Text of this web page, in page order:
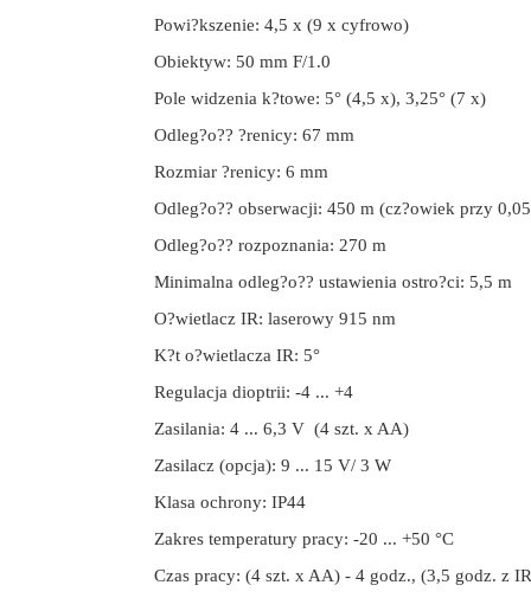
Powi?kszenie: 4,5 x (9 x cyfrowo)
Obiektyw: 50 mm F/1.0
Pole widzenia k?towe: 5° (4,5 x), 3,25° (7 x)
Odleg?o?? ?renicy: 67 mm
Rozmiar ?renicy: 6 mm
Odleg?o?? obserwacji: 450 m (cz?owiek przy
Odleg?o?? rozpoznania: 270 m
Minimalna odleg?o?? ustawienia ostro?ci: 5,5 m
O?wietlacz IR: laserowy 915 nm
K?t o?wietlacza IR: 5°
Regulacja dioptrii: -4 ... +4
Zasilania: 4 ... 6,3 V (4 szt. x AA)
Zasilacz (opcja): 9 ... 15 V/ 3 W
Klasa ochrony: IP44
Zakres temperatury pracy: -20 ... +50 °C
Czas pracy: (4 szt. x AA) - 4 godz., (3,5 godz. z